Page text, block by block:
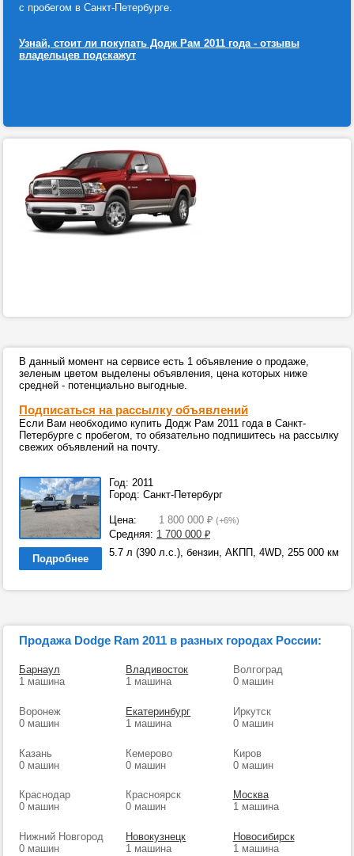
с пробегом в Санкт-Петербурге.
Узнай, стоит ли покупать Додж Рам 2011 года - отзывы
владельцев подскажут
В данный момент на сервисе есть 1 объявление о продаже,
зеленым цветом выделены объявления, цена которых ниже
средней - потенциально выгодные.
Подписаться на рассылку объявлений
Если Вам необходимо купить Додж Рам 2011 года в Санкт-
Петербурге с пробегом, то обязательно подпишитесь на рассылку
свежих объявлений на почту.
Год: 2011
Город: Санкт-Петербург
Цена: 1 800 000 ₽ (+6%)
Средняя: 1 700 000 ₽
Подробнее
5.7 л (390 л.с.), бензин, АКПП, 4WD, 255 000 км
Продажа Dodge Ram 2011 в разных городах России:
Барнаул
1 машина
Владивосток
1 машина
Волгоград
0 машин
Воронеж
0 машин
Екатеринбург
1 машина
Иркутск
0 машин
Казань
0 машин
Кемерово
0 машин
Киров
0 машин
Краснодар
0 машин
Красноярск
0 машин
Москва
1 машина
Нижний Новгород
0 машин
Новокузнецк
1 машина
Новосибирск
1 машина